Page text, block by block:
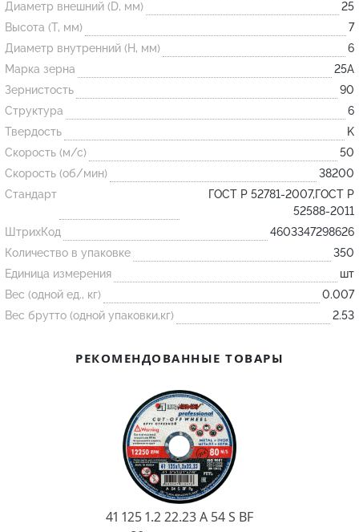
Огнеупорные
изделия
Скачать каталог
Тигель
Муфель
Черпак
Шербер
Трубка
Стержень
Пробка
Подставка
Лодочка
Ковш разливочный
Огнеупорная SiC смесь
Диаметр внешний (D, мм)
25
Высота (T, мм)
7
Диаметр внутренний (H, мм)
6
Марка зерна
25А
Зернистость
90
Структура
6
Твердость
K
Скорость (м/с)
50
Скорость (об/мин)
38200
Стандарт
ГОСТ Р 52781-2007,ГОСТ Р
52588-2011
ШтрихКод
4603347298626
Количество в упаковке
350
Единица измерения
шт
Вес (одной ед., кг)
0.007
Вес брутто (одной упаковки,кг)
2.53
РЕКОМЕНДОВАННЫЕ ТОВАРЫ
41 125 1.2 22.23 A 54 S BF